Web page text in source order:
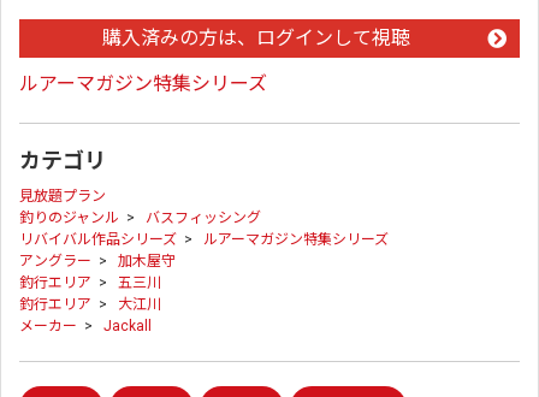
購入済みの方は、ログインして視聴
ルアーマガジン特集シリーズ
カテゴリ
見放題プラン
釣りのジャンル > バスフィッシング
リバイバル作品シリーズ > ルアーマガジン特集シリーズ
アングラー > 加木屋守
釣行エリア > 五三川
釣行エリア > 大江川
メーカー > Jackall